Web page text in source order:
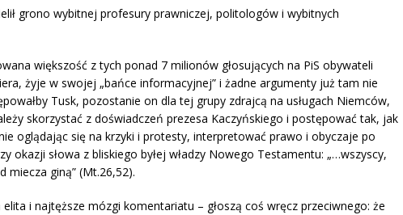
grono wybitnej profesury prawniczej, politologów i wybitnych
większość z tych ponad 7 milionów głosujących na PiS obywateli
żyje w swojej „bańce informacyjnej” i żadne argumenty już tam nie
Tusk, pozostanie on dla tej grupy zdrajcą na usługach Niemców,
skorzystać z doświadczeń prezesa Kaczyńskiego i postępować tak, jak
oglądając się na krzyki i protesty, interpretować prawo i obyczaje po
okazji słowa z bliskiego byłej władzy Nowego Testamentu: „…wszyscy,
miecza giną” (Mt.26,52).
i najtęższe mózgi komentariatu – głoszą coś wręcz przeciwnego: że